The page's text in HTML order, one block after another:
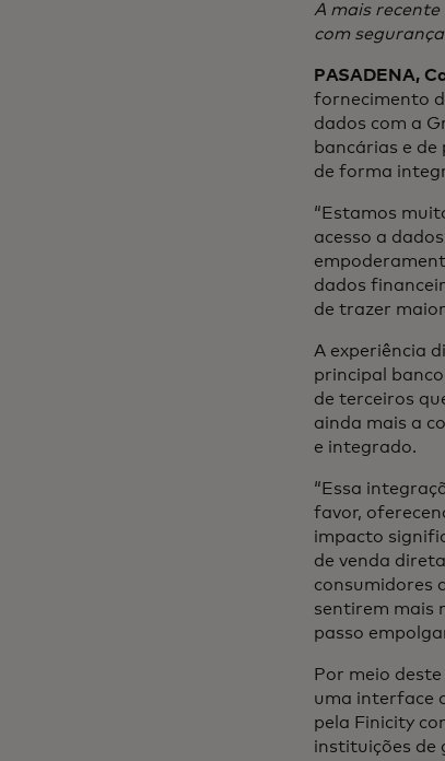
A mais
com
PASADENA,
fornecimento
dados com a
bancárias e
de forma
“Estamos
acesso a
dados
de trazer
A experiência
principal
de terceiros
ainda mais a
e integrado.
“Essa
favor,
impacto
de venda
consumidores
sentirem mais
passo
Por meio
uma interface
pela Finicity
instituições de